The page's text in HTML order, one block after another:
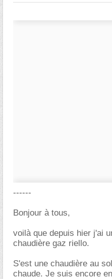
------
Bonjour à tous,
voilà que depuis hier j'ai
chaudière gaz riello.
S'est une chaudière au
chaude. Je suis encore